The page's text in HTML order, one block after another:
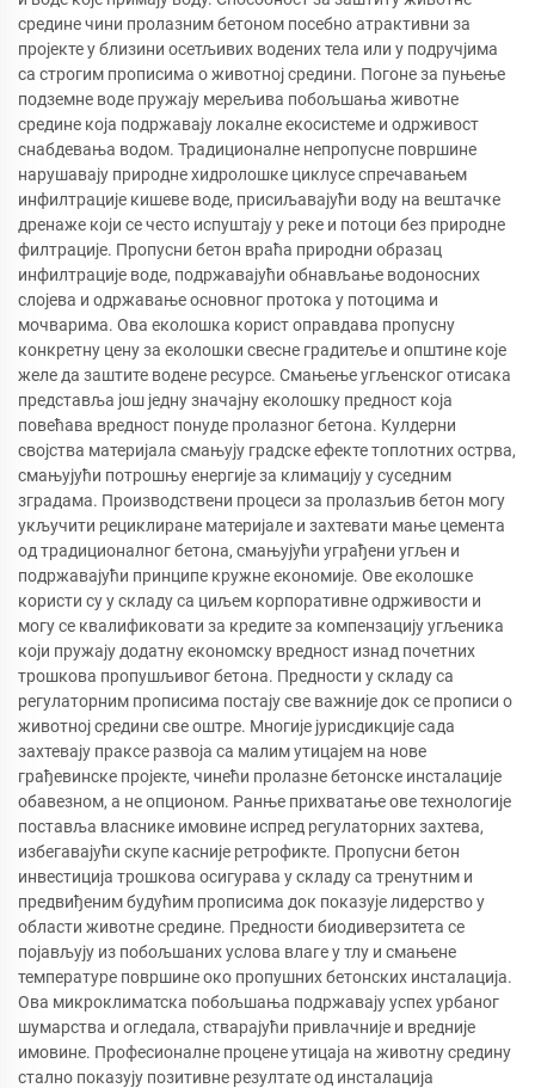
средине чини пролазним бетоном посебно атрактивни за
пројекте у близини осетљивих водених тела или у подручјима
са строгим прописима о животној средини. Погоне за пуњење
подземне воде пружају мерељива побољшања животне
средине која подржавају локалне екосистеме и одрживост
снабдевања водом. Традиционалне непропусне површине
нарушавају природне хидролошке циклусе спречавањем
инфилтрације кишеве воде, присиљавајући воду на вештачке
дренаже који се често испуштају у реке и потоци без природне
филтрације. Пропусни бетон враћа природни образац
инфилтрације воде, подржавајући обнављање водоносних
слојева и одржавање основног протока у потоцима и
мочварима. Ова еколошка корист оправдава пропусну
конкретну цену за еколошки свесне градитеље и општине које
желе да заштите водене ресурсе. Смањење угљенског отисака
представља још једну значајну еколошку предност која
повећава вредност понуде пролазног бетона. Кулдерни
својства материјала смањују градске ефекте топлотних острва,
смањујући потрошњу енергије за климацију у суседним
зградама. Производствени процеси за пролазљив бетон могу
укључити рециклиране материјале и захтевати мање цемента
од традиционалног бетона, смањујући уграђени угљен и
подржавајући принципе кружне економије. Ове еколошке
користи су у складу са циљем корпоративне одрживости и
могу се квалификовати за кредите за компензацију угљеника
који пружају додатну економску вредност изнад почетних
трошкова пропушљивог бетона. Предности у складу са
регулаторним прописима постају све важније док се прописи о
животној средини све оштре. Многије јурисдикције сада
захтевају праксе развоја са малим утицајем на нове
грађевинске пројекте, чинећи пролазне бетонске инсталације
обавезном, а не опционом. Ранње прихватање ове технологије
поставља власнике имовине испред регулаторних захтева,
избегавајући скупе касније ретрофикте. Пропусни бетон
инвестиција трошкова осигурава у складу са тренутним и
предвиђеним будућим прописима док показује лидерство у
области животне средине. Предности биодиверзитета се
појављују из побољшаних услова влаге у тлу и смањене
температуре површине око пропушних бетонских инсталација.
Ова микроклиматска побољшања подржавају успех урбаног
шумарства и огледала, стварајући привлачније и вредније
имовине. Професионалне процене утицаја на животну средину
стално показују позитивне резултате од инсталација